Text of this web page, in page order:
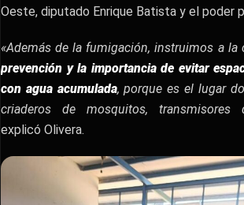
Oeste, diputado Enrique Batista y el poder
«Además de la fumigación, instruimos a la
prevención y la importancia de evitar
con agua acumulada, porque es el lugar
criaderos de mosquitos, transmisores
explicó Olivera.